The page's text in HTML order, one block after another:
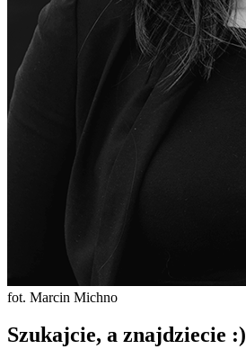
fot. Marcin Michno
Szukajcie, a znajdziecie :)